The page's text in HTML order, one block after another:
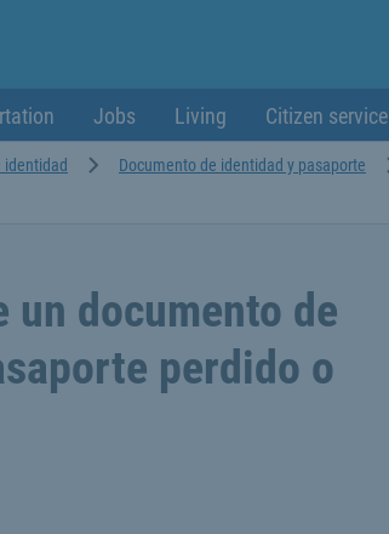
Jobs Living Citizen service
identidad
Documento de identidad y pasaporte
un documento de
perdido o